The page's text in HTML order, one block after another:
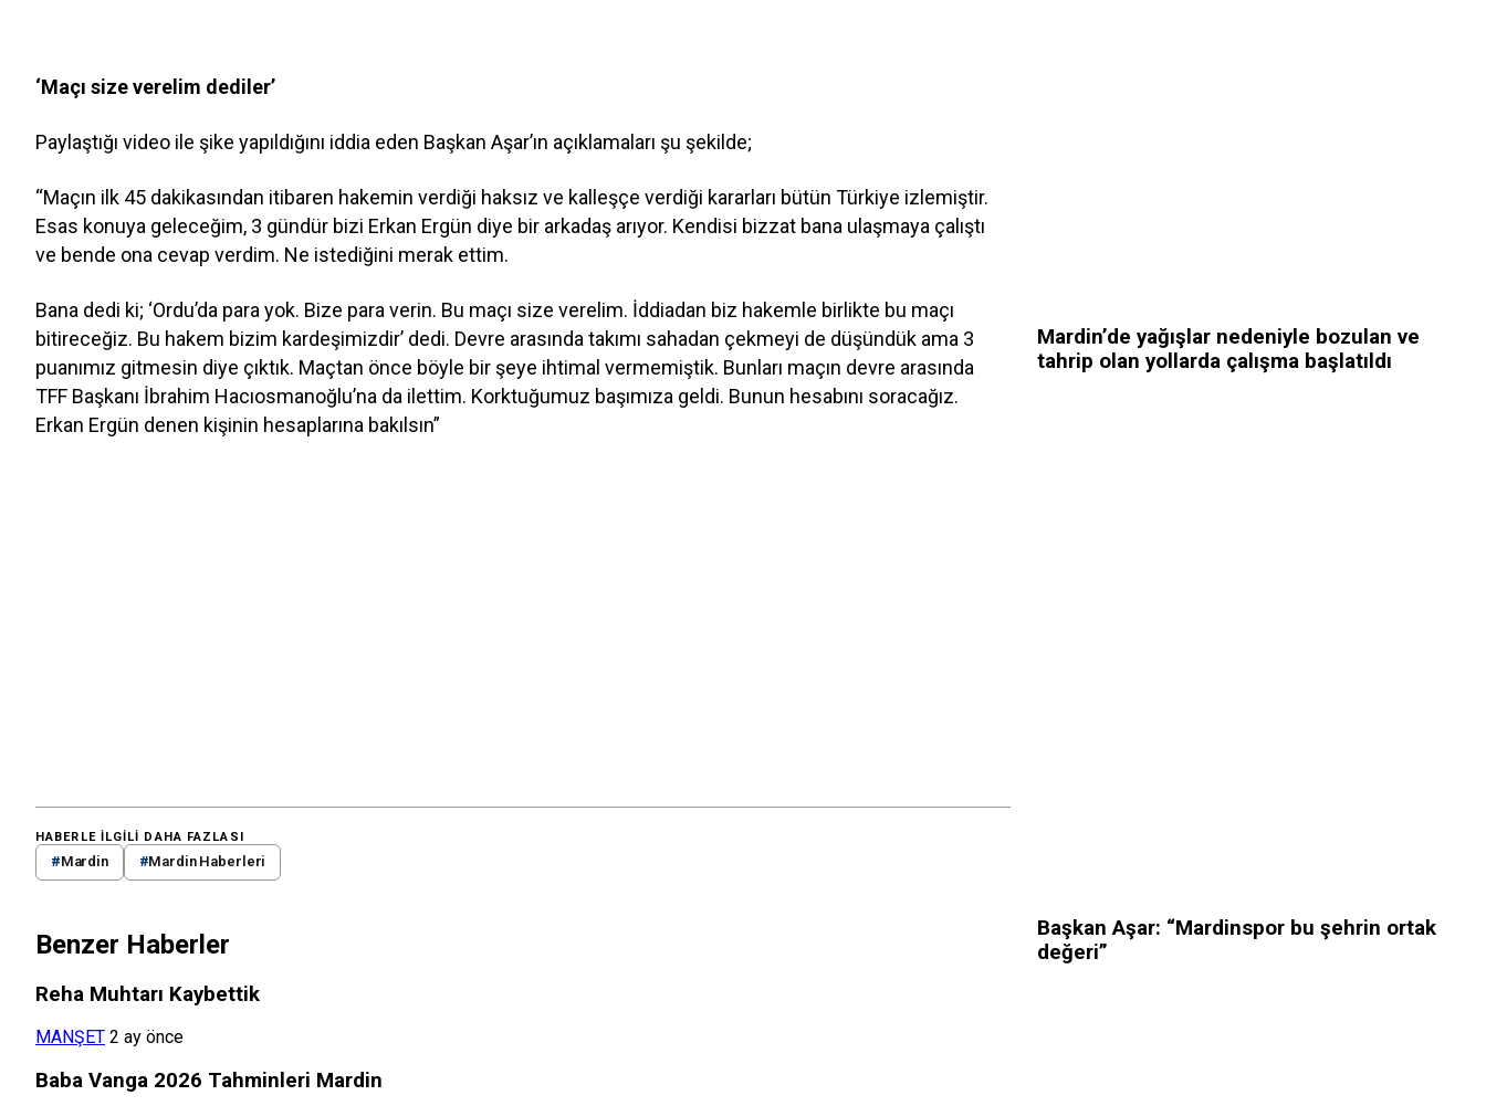
‘Maçı size verelim dediler’
Paylaştığı video ile şike yapıldığını iddia eden Başkan Aşar’ın açıklamaları şu şekilde;
“Maçın ilk 45 dakikasından itibaren hakemin verdiği haksız ve kalleşçe verdiği kararları bütün Türkiye izlemiştir.
Esas konuya geleceğim, 3 gündür bizi Erkan Ergün diye bir arkadaş arıyor. Kendisi bizzat bana ulaşmaya çalıştı
ve bende ona cevap verdim. Ne istediğini merak ettim.
Bana dedi ki; ‘Ordu’da para yok. Bize para verin. Bu maçı size verelim. İddiadan biz hakemle birlikte bu maçı
bitireceğiz. Bu hakem bizim kardeşimizdir’ dedi. Devre arasında takımı sahadan çekmeyi de düşündük ama 3
puanımız gitmesin diye çıktık. Maçtan önce böyle bir şeye ihtimal vermemiştik. Bunları maçın devre arasında
TFF Başkanı İbrahim Hacıosmanoğlu’na da ilettim. Korktuğumuz başımıza geldi. Bunun hesabını soracağız.
Erkan Ergün denen kişinin hesaplarına bakılsın”
HABERLE ILGILI DAHA FAZLASI
#Mardin #Mardin Haberleri
Benzer Haberler
Reha Muhtarı Kaybettik
MANŞET 2 ay önce
Baba Vanga 2026 Tahminleri Mardin
Mardin’de yağışlar nedeniyle bozulan ve
tahrip olan yollarda çalışma başlatıldı
Başkan Aşar: “Mardinspor bu şehrin ortak
değeri”